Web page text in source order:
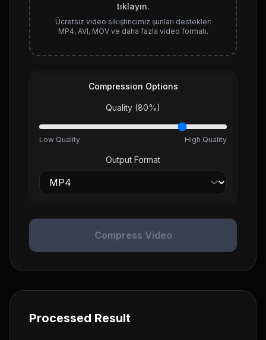
tıklayın.
Ücretsiz video sıkıştırıcımız şunları destekler:
MP4, AVI, MOV ve daha fazla video formatı.
Compression Options
Quality (80%)
Low Quality High Quality
Output Format
Compress Video
Processed Result